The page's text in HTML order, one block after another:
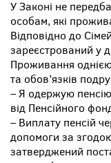
У Законі не
особам, які
Відповідно до
зареєстрований у
Проживання
та обов’язків
– Я одержую
від Пенсійного
– Виплату пенсій
допомоги за
затверджений